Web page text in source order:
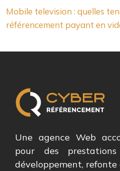
Mobile television : quelles
référencement payant en
Une agence Web
pour des
développement, refonte